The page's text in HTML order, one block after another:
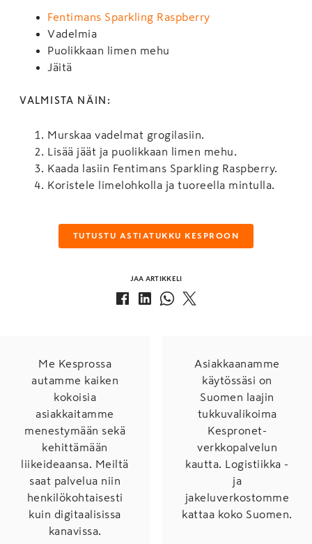
Fentimans Sparkling Raspberry
Vadelmia
Puolikkaan limen mehu
Jäitä
VALMISTA NÄIN:
Murskaa vadelmat grogilasiin.
Lisää jäät ja puolikkaan limen mehu.
Kaada lasiin Fentimans Sparkling Raspberry.
Koristele limelohkolla ja tuoreella mintulla.
TUTUSTU ASTIATUKKU KESPROON
JAA ARTIKKELI
Me Kesprossa
autamme kaiken
kokoisia
asiakkaitamme
menestymään sekä
kehittämään
liikeideaansa. Meiltä
saat palvelua niin
henkilökohtaisesti
kuin digitaalisissa
kanavissa.
Asiakkaanamme
käytössäsi on
Suomen laajin
tukkuvalikoima
Kespronet-
verkkopalvelun
kautta. Logistiikka -
ja
jakeluverkostomme
kattaa koko Suomen.